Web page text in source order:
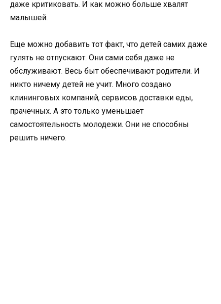
даже критиковать. И как можно больше хвалят
малышей.
Еще можно добавить тот факт, что детей самих даже
гулять не отпускают. Они сами себя даже не
обслуживают. Весь быт обеспечивают родители. И
никто ничему детей не учит. Много создано
клининговых компаний, сервисов доставки еды,
прачечных. А это только уменьшает
самостоятельность молодежи. Они не способны
решить ничего.